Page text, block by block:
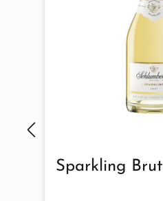
Sparkling Brut